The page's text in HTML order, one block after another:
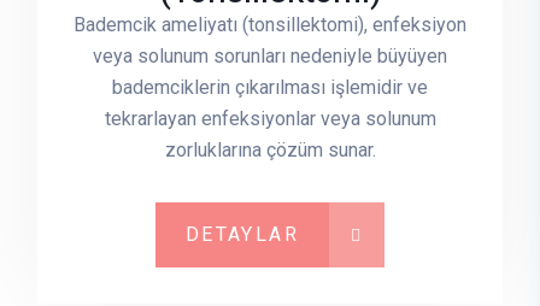
Bademcik ameliyatı (tonsillektomi), enfeksiyon
veya solunum sorunları nedeniyle büyüyen
bademciklerin çıkarılması işlemidir ve
tekrarlayan enfeksiyonlar veya solunum
zorluklarına çözüm sunar.
DETAYLAR